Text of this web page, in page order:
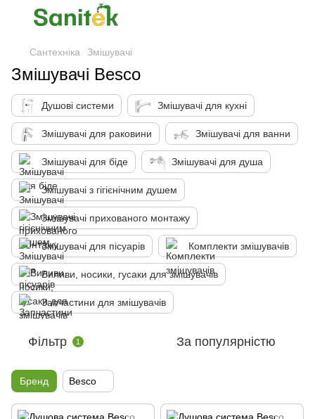
Сантехніка Змішувачі
Змішувачі Besco
Душові системи Змішувачі для кухні
Змішувачі для раковини Змішувачі для ванни
Змішувачі для біде Змішувачі для душа
Змішувачі з гігієнічним душем
Змішувачі прихованого монтажу
Змішувачі для пісуарів Комплекти змішувачів
Виливи, носики, гусаки для змішувачів
Запчастини для змішувачів
Фільтр 1 За популярністю
Бренд Besco